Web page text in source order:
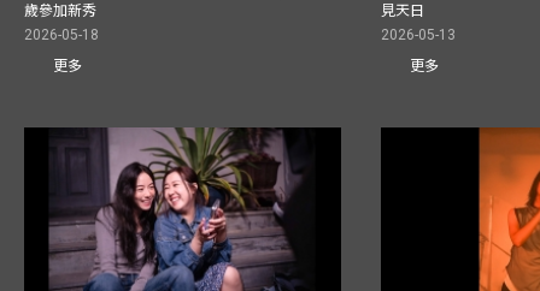
歲參加新秀
2026-05-18
更多
見天日
2026-05-13
更多